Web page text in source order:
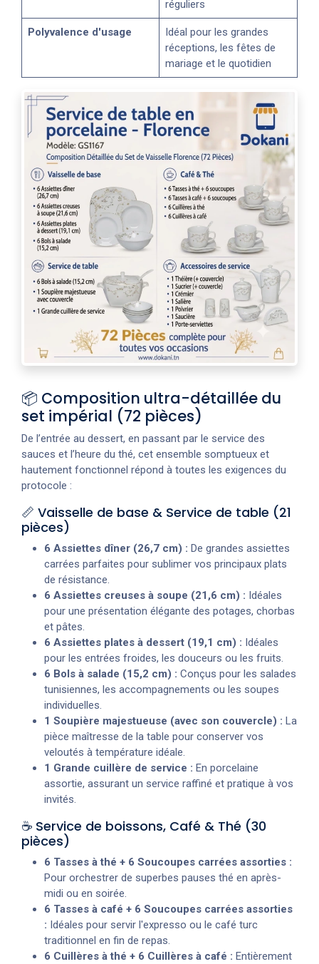
réguliers
Polyvalence d'usage
Idéal pour les grandes
réceptions, les fêtes de
mariage et le quotidien
📦 Composition ultra-détaillée du
set impérial (72 pièces)
De l’entrée au dessert, en passant par le service des
sauces et l’heure du thé, cet ensemble somptueux et
hautement fonctionnel répond à toutes les exigences du
protocole :
📏 Vaisselle de base & Service de table (21
pièces)
6 Assiettes dîner (26,7 cm) : De grandes assiettes
carrées parfaites pour sublimer vos principaux plats
de résistance.
6 Assiettes creuses à soupe (21,6 cm) : Idéales
pour une présentation élégante des potages, chorbas
et pâtes.
6 Assiettes plates à dessert (19,1 cm) : Idéales
pour les entrées froides, les douceurs ou les fruits.
6 Bols à salade (15,2 cm) : Conçus pour les salades
tunisiennes, les accompagnements ou les soupes
individuelles.
1 Soupière majestueuse (avec son couvercle) : La
pièce maîtresse de la table pour conserver vos
veloutés à température idéale.
1 Grande cuillère de service : En porcelaine
assortie, assurant un service raffiné et pratique à vos
invités.
☕ Service de boissons, Café & Thé (30
pièces)
6 Tasses à thé + 6 Soucoupes carrées assorties :
Pour orchestrer de superbes pauses thé en après-
midi ou en soirée.
6 Tasses à café + 6 Soucoupes carrées assorties
: Idéales pour servir l'expresso ou le café turc
traditionnel en fin de repas.
6 Cuillères à thé + 6 Cuillères à café : Entièrement